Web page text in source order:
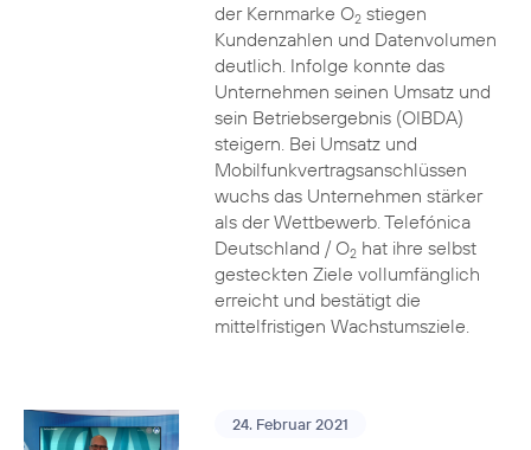
der Kernmarke O2stiegen
Kundenzahlen und Datenvolumen
deutlich. Infolge konnte das
Unternehmen seinen Umsatz und
sein Betriebsergebnis (OIBDA)
steigern. Bei Umsatz und
Mobilfunkvertragsanschlüssen
wuchs das Unternehmen stärker
als der Wettbewerb. Telefónica
Deutschland / O2hat ihre selbst
gesteckten Ziele vollumfänglich
erreicht und bestätigt die
mittelfristigen Wachstumsziele.
24. Februar 2021